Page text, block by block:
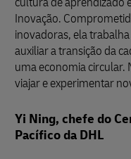
Inovação.
inovadoras, ela
auxiliar a transição da
uma economia circular.
viajar e experimentar
Yi Ning, chefe do
Pacífico da DHL